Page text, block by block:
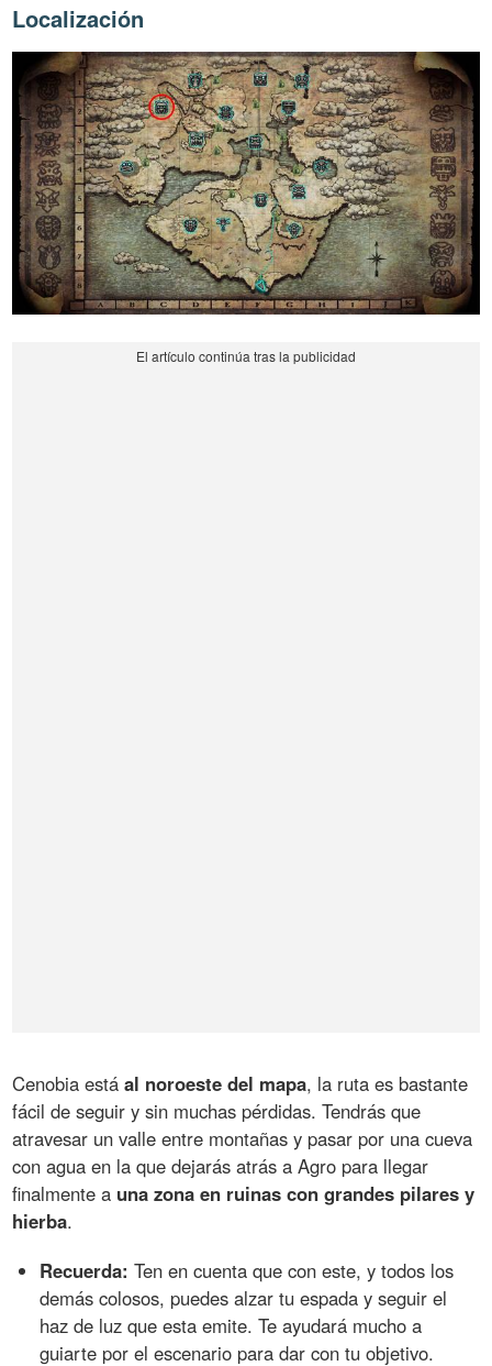
Localización
Cenobia estáal noroeste del mapa, la ruta es bastante
fácil de seguir y sin muchas pérdidas. Tendrás que
atravesar un valle entre montañas y pasar por una cueva
con agua en la que dejarás atrás a Agro para llegar
finalmente a una zona en ruinas con grandes pilares y
hierba.
Recuerda: Ten en cuenta que con este, y todos los
demás colosos, puedes alzar tu espada y seguir el
haz de luz que esta emite. Te ayudará mucho a
guiarte por el escenario para dar con tu objetivo.